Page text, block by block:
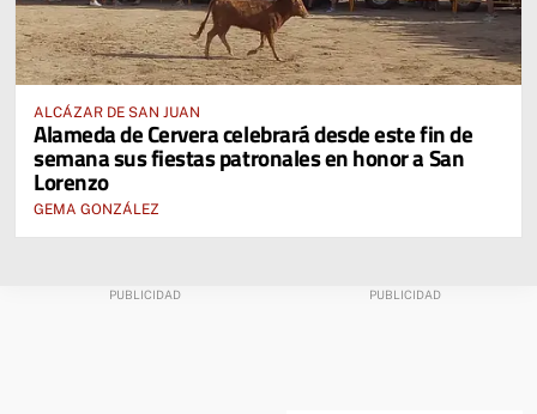
ALCÁZAR DE SAN JUAN
Alameda de Cervera celebrará desde este fin de
semana sus fiestas patronales en honor a San
Lorenzo
GEMA GONZÁLEZ